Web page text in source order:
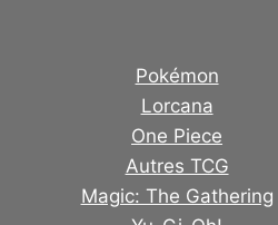
Pokémon
Lorcana
One Piece
Autres TCG
Magic: The Gathering